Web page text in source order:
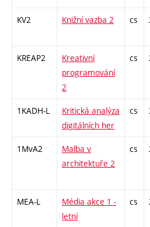
KV2 Knižní vazba 2 cs
KREAP2
Kreativní
programování
2
cs
1KADH-L
Kritická analýza
digitálních her
cs
1MvA2
Malba v
architektuře 2
cs
MEA-L
Média akce 1 -
letní
cs